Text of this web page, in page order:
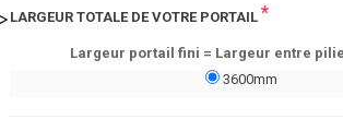
LARGEUR TOTALE DE VOTRE PORTAIL *
Largeur portail fini = Largeur entre
3600mm